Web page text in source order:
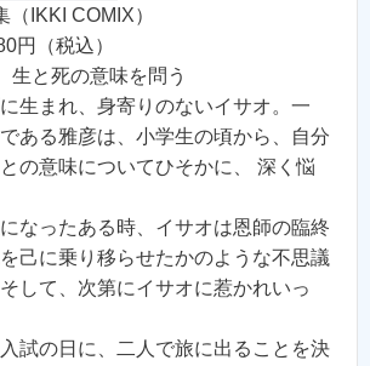
（IKKI COMIX）
（税込）
生と死の意味を問う
生まれ、身寄りのないイサオ。一
ある雅彦は、小学生の頃から、自分
の意味についてひそかに、 深く悩
なったある時、イサオは恩師の臨終
己に乗り移らせたかのような不思議
して、次第にイサオに惹かれいっ
試の日に、二人で旅に出ることを決